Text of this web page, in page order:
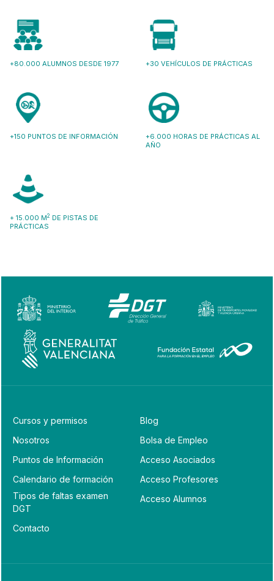
+80.000 ALUMNOS DESDE 1977 +30 VEHÍCULOS DE PRÁCTICAS
+150 PUNTOS DE INFORMACIÓN
+6.000 HORAS DE PRÁCTICAS AL
AÑO
+ 15.000 M2 DE PISTAS DE
PRÁCTICAS
Cursos y permisos
Nosotros
Puntos de Información
Calendario de formación
Tipos de faltas examen
DGT
Contacto
Blog
Bolsa de Empleo
Acceso Asociados
Acceso Profesores
Acceso Alumnos